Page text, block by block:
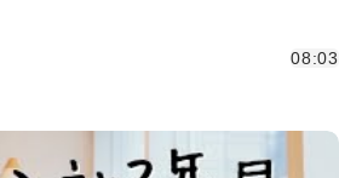
08:03